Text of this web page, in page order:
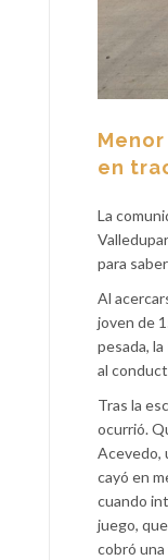
en
La
para
Al
joven de
pesada,
al
Tras la
ocurrió.
Acevedo,
cayó en
cuando
juego,
cobró una